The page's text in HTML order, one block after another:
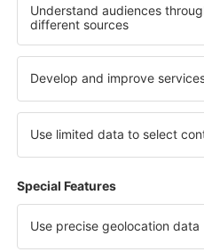
Augustow?
rychle najít prostřednictvím
uvést cíl cesty a termín
systém rychle najde
in Augustow. Výběr ubytování
můžete podle typu
návštěvníků,